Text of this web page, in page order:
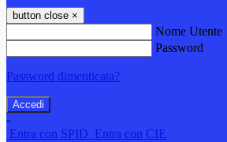
button close ×
Nome Utente
Password
Password dimenticata?
-
Entra con SPID Entra con CIE